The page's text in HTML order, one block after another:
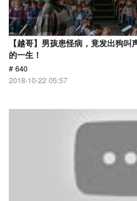
【越哥】男孩患怪病，竟发出狗
的一生！
# 640
2018-10-22 05:57